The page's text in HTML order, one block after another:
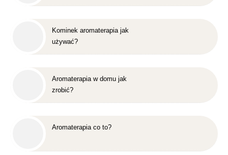
Kominek aromaterapia jak
używać?
Aromaterapia w domu jak
zrobić?
Aromaterapia co to?